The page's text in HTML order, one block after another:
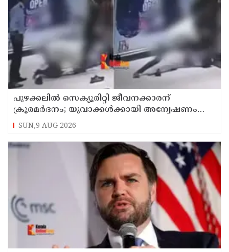
പുഴക്കലില്‍ സെക്യൂരിറ്റി ജീവനക്കാരന്
ക്രൂരമര്‍ദനം; യുവാക്കള്‍ക്കായി അന്വേഷണം
തുടരുന്നു
SUN,9 AUG 2026